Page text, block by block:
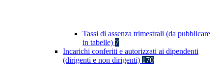
Tassi di assenza trimestrali (da pubblicare
in tabelle) 7
Incarichi conferiti e autorizzati ai dipendenti
(dirigenti e non dirigenti) 170